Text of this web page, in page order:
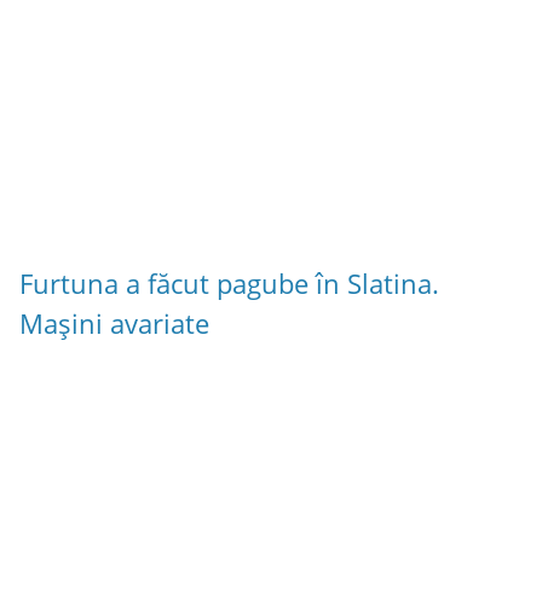
Furtuna a făcut pagube în Slatina.
Mașini avariate